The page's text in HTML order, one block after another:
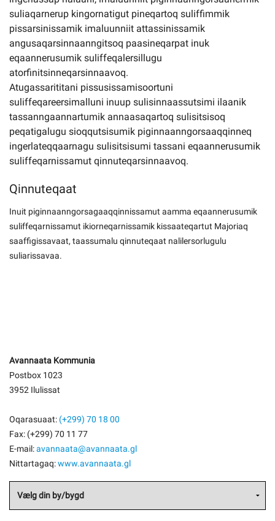
suliaqarnerup kingornatigut pineqartoq suliffimmik
pissarsinissamik imaluunniit attassinissamik
angusaqarsinnaanngitsoq paasineqarpat inuk
eqaannerusumik suliffeqalersillugu
atorfinitsinneqarsinnaavoq.
Atugassarititani pissusissamisoortuni
suliffeqareersimalluni inuup sulisinnaassutsimi ilaanik
tassanngaannartumik annaasaqartoq sulisitsisoq
peqatigalugu sioqqutsisumik piginnaanngorsaaqqinneq
ingerlateqqaarnagu sulisitsisumi tassani eqaannerusumik
suliffeqarnissamut qinnuteqarsinnaavoq.
Qinnuteqaat
Inuit piginnaanngorsagaaqqinnissamut aamma eqaannerusumik
suliffeqarnissamut ikiorneqarnissamik kissaateqartut Majoriaq
saaffigissavaat, taassumalu qinnuteqaat nalilersorlugulu
suliarissavaa.
Avannaata Kommunia
Postbox 1023
3952 Ilulissat
Oqarasuaat: (+299) 70 18 00
Fax: (+299) 70 11 77
E-mail:avannaata@avannaata.gl
Nittartagaq:www.avannaata.gl